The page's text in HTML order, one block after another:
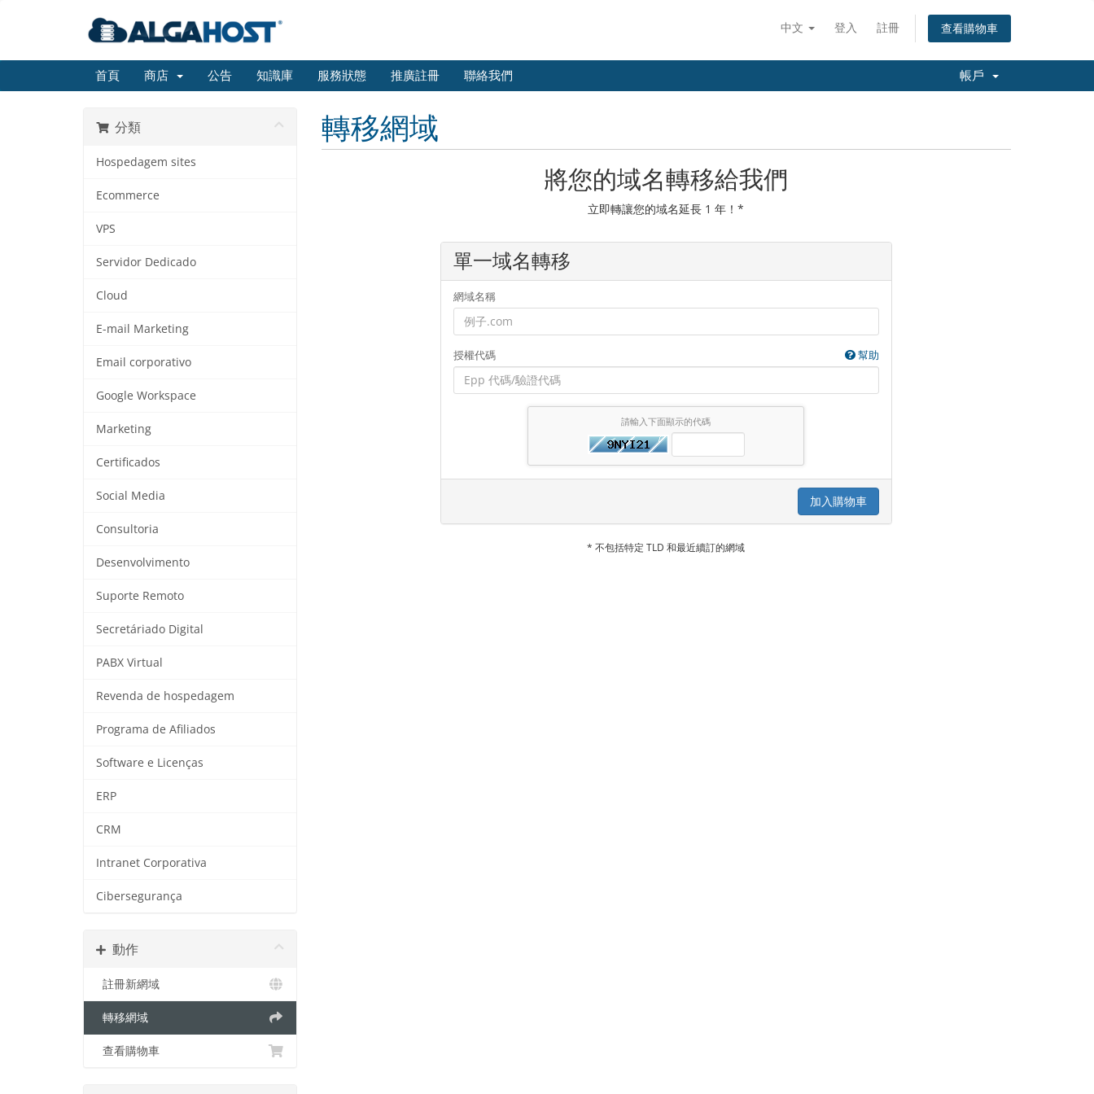
中文 登入 註冊 查看購物車
首頁 商店 公告 知識庫 服務狀態 推廣註冊 聯絡我們 帳戶
分類
Hospedagem sites
Ecommerce
VPS
Servidor Dedicado
Cloud
E-mail Marketing
Email corporativo
Google Workspace
Marketing
Certificados
Social Media
Consultoria
Desenvolvimento
Suporte Remoto
Secretáriado Digital
PABX Virtual
Revenda de hospedagem
Programa de Afiliados
Software e Licenças
ERP
CRM
Intranet Corporativa
Cibersegurança
動作
註冊新網域
轉移網域
查看購物車
轉移網域
將您的域名轉移給我們
立即轉讓您的域名延長 1 年！*
單一域名轉移
網域名稱
授權代碼 幫助
請輸入下面顯示的代碼
加入購物車
* 不包括特定 TLD 和最近續訂的網域